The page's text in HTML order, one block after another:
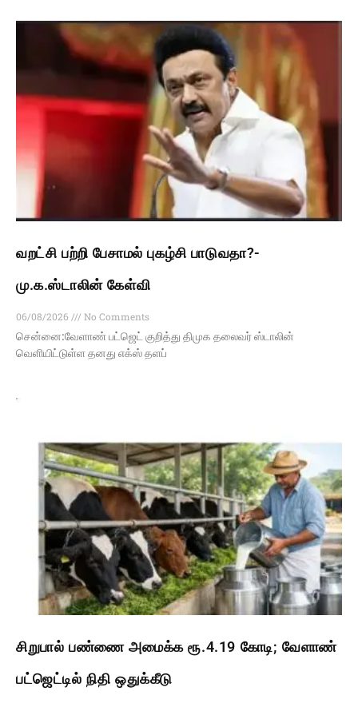
வறட்சி பற்றி பேசாமல் புகழ்சி பாடுவதா?-
மு.க.ஸ்டாலின் கேள்வி
06/08/2026
No Comments
சென்னை:வேளாண் பட்ஜெட் குறித்து திமுக தலைவர் ஸ்டாலின்
வெளியிட்டுள்ள தனது எக்ஸ் தளப்
சிறுபால் பண்ணை அமைக்க ரூ.4.19 கோடி; வேளாண்
பட்ஜெட்டில் நிதி ஒதுக்கீடு